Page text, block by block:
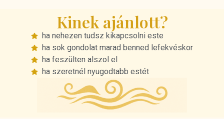
Kinek ajánlott?
ha nehezen tudsz kikapcsolni este
ha sok gondolat marad benned lefekvéskor
ha feszülten alszol el
ha szeretnél nyugodtabb estét